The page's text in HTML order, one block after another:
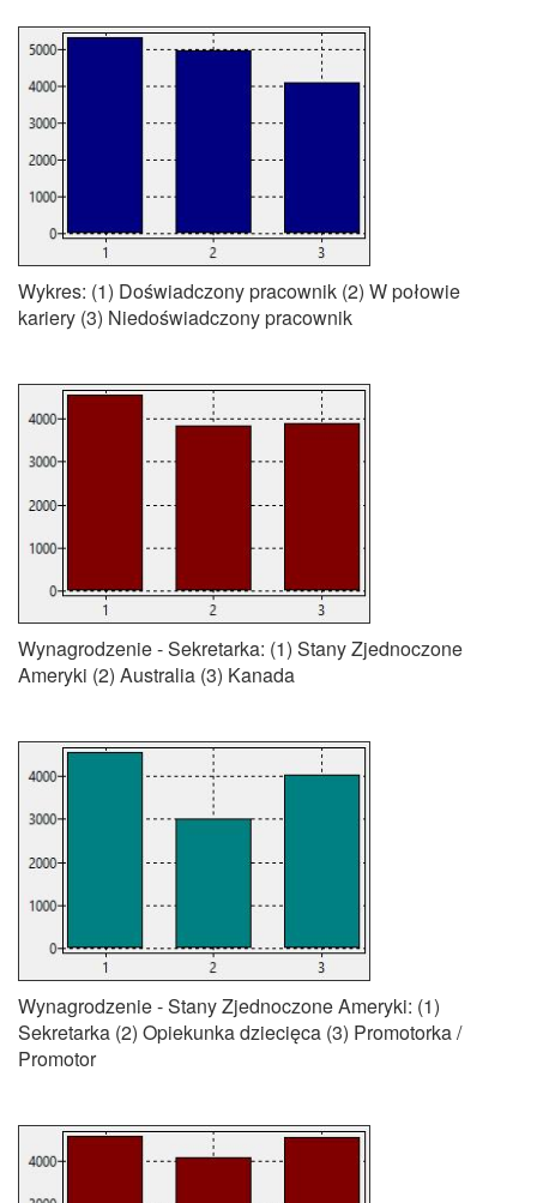
Wykres: (1) Doświadczony pracownik (2) W połowie
kariery (3) Niedoświadczony pracownik
Wynagrodzenie - Sekretarka: (1) Stany Zjednoczone
Ameryki (2) Australia (3) Kanada
Wynagrodzenie - Stany Zjednoczone Ameryki: (1)
Sekretarka (2) Opiekunka dziecięca (3) Promotorka /
Promotor